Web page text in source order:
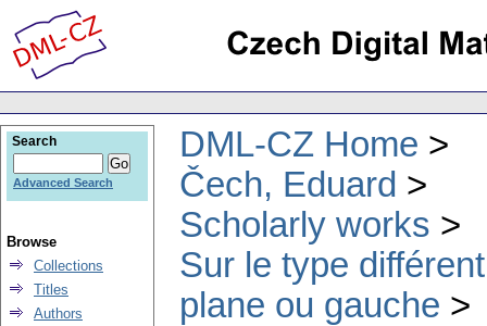
DML-CZ Home
Čech, Eduard
Scholarly works
Sur le type
plane ou gauche
Search
Advanced Search
Browse
Collections
Titles
Authors